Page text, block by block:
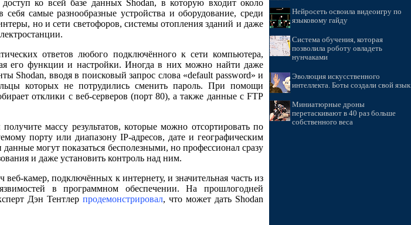
ко всей базе данных Shodan, в которую входит около
самые разнообразные устройства и оборудование, среди
но и сети светофоров, системы отопления зданий и даже
ответов любого подключённого к сети компьютера,
его функции и настройки. Иногда в них можно найти даже
Shodan, вводя в поисковый запрос слова «default password» и
которых не потрудились сменить пароль. При помощи
отклики с веб-серверов (порт 80), а также данные с FTP
массу результатов, которые можно отсортировать по
порту или диапазону IP-адресов, дате и географическим
могут показаться бесполезными, но профессионал сразу
и даже установить контроль над ним.
камер, подключённых к интернету, и значительная часть из
в программном обеспечении. На прошлогодней
Дэн Тентлер продемонстрировал, что может дать Shodan
Нейросеть освоила видеоигру по
языковому гайду
Система обучения, которая
позволила роботу овладеть
нунчаками
Эволюция искусственного
интеллекта. Боты создали свой язык
Миниатюрные дроны
перетаскивают в 40 раз больше
собственного веса